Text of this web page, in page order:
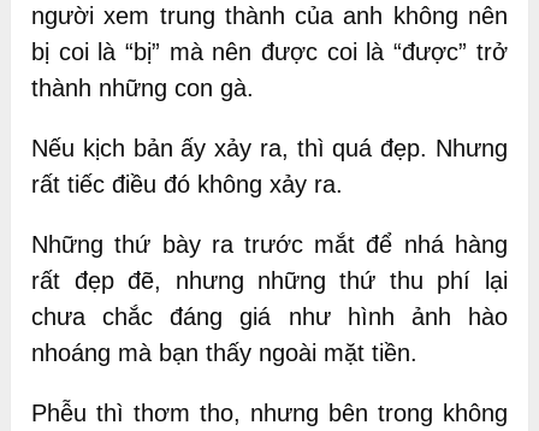
người xem trung thành của anh không nên
bị coi là “bị” mà nên được coi là “được” trở
thành những con gà.
Nếu kịch bản ấy xảy ra, thì quá đẹp. Nhưng
rất tiếc điều đó không xảy ra.
Những thứ bày ra trước mắt để nhá hàng
rất đẹp đẽ, nhưng những thứ thu phí lại
chưa chắc đáng giá như hình ảnh hào
nhoáng mà bạn thấy ngoài mặt tiền.
Phễu thì thơm tho, nhưng bên trong không